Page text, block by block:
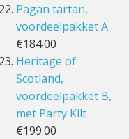
Pagan tartan,
voordeelpakket A
€184.00
Heritage of
Scotland,
voordeelpakket B,
met Party Kilt
€199.00